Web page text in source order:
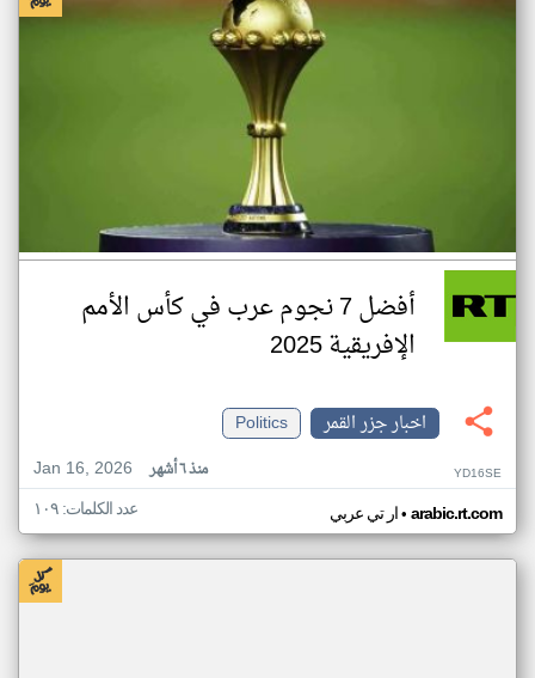
أفضل 7 نجوم عرب في كأس الأمم
الإفريقية 2025
اخبار جزر القمر
Politics
Jan 16, 2026
منذ ٦ أشهر YD16SE
ار تي عربي• arabic.rt.com عدد الكلمات: ١٠٩